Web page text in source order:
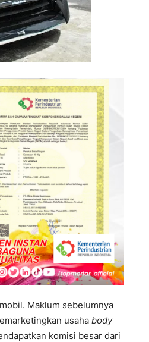
Maklum sebelumnya
usaha body
komisi besar dari